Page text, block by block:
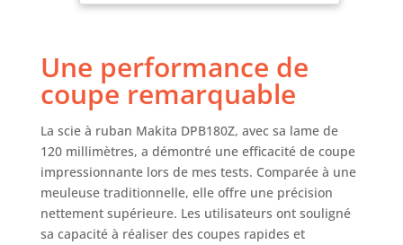
Une performance de
coupe remarquable
La scie à ruban Makita DPB180Z, avec sa lame de
120 millimètres, a démontré une efficacité de coupe
impressionnante lors de mes tests. Comparée à une
meuleuse traditionnelle, elle offre une précision
nettement supérieure. Les utilisateurs ont souligné
sa capacité à réaliser des coupes rapides et